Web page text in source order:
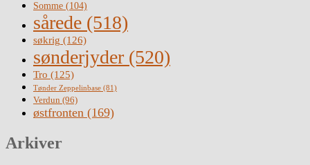
Somme (104)
sårede (518)
søkrig (126)
sønderjyder (520)
Tro (125)
Tønder Zeppelinbase (81)
Verdun (96)
østfronten (169)
Arkiver